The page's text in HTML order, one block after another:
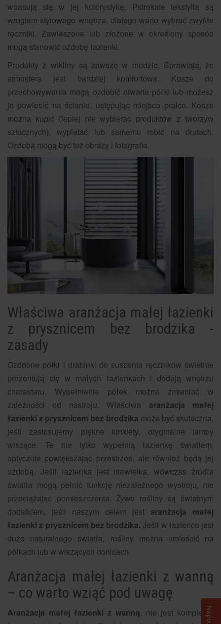
wpasują się w jej kolorystykę. Pstrokate tekstylia są
wrogiem stylowego wnętrza, dlatego warto wybrać zwykłe
ręczniki. Zawieszone lub złożone w określony sposób
mogą stanowić ozdobę łazienki.
Produkty z wikliny są zawsze w modzie. Sprawiają, że
atmosfera jest bardziej komfortowa. Kosze do
przechowywania mogą ozdobić otwarte półki lub możesz
je powiesić na ścianie, ustępując miejsca pralce. Kosze
można kupić (lepiej nie wybierać produktów z tworzyw
sztucznych), wyplatać lub samemu robić na drutach.
Ozdobą mogą być też obrazy i fotografie.
Właściwa aranżacja małej łazienki
z prysznicem bez brodzika -
zasady
Ozdobne półki i drabinki do suszenia ręczników świetnie
prezentują się w małych łazienkach i dodają wnętrzu
charakteru. Wypełnienie półek można zmieniać w
zależności od nastroju. Właściwa aranżacja małej
łazienki z prysznicem bez brodzika może być skuteczna,
jeśli zastosujemy piękne kinkiety, oryginalne lampy
wiszące. Te nie tylko wypełnią łazienkę światłem,
optycznie powiększając przestrzeń, ale również będą jej
ozdobą. Jeśli łazienka jest niewielka, wówczas źródła
światła mogą pełnić funkcję niezależnego wystroju, nie
przeciążając pomieszczenia. Żywe rośliny są świetnym
dodatkiem, jeśli naszym celem jest aranżacja małej
łazienki z prysznicem bez brodzika. Jeśli w łazience jest
dużo naturalnego światła, rośliny można umieścić na
półkach lub w wiszących donicach.
Aranżacja małej łazienki z wanną
– co warto wziąć pod uwagę
Aranżacja małej łazienki z wanną, nie jest kompletna